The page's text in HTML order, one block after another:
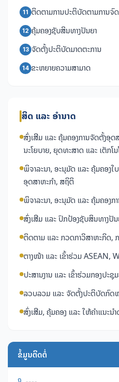
11 ຕິດຕາມການປະຕິບັດຕາມການຈົ
12 ຄຸ້ມຄອງຊັບສິນທາງປັນຍາ
13 ຈັດຕັ້ງປະຕິບັດມາດຕະການ
14 ຂະຫຍາຍຄວາມສາມາດ
ສິດ ແລະ ອຳນາດ
ສົ່ງເສີມ ແລະ ຄຸ້ມຄອງການຈັດຕັ້ງອຸ
ນະໂຍບາຍ, ຍຸດທະສາດ ແລະ ເຕັກໂ
ພິຈາລະນາ, ອະນຸມັດ ແລະ ຄຸ້ມຄອງໃບ
ອຸດສາຫະກຳ, ສຖິຕິ
ພິຈາລະນາ, ອະນຸມັດ ແລະ ຄຸ້ມຄອງກາ
ສົ່ງເສີມ ແລະ ປົກປ້ອງຊັບສິນທາງປັນ
ຕິດຕາມ ແລະ ກວດກາວິສາຫະກິດ
ຕາງໜ້າ ແລະ ເຂົ້າຮ່ວມ ASEAN,
ປະສານງານ ແລະ ເຂົ້າຮ່ວມກອງປະຊຸ
ລວບລວມ ແລະ ຈັດຕັ້ງປະຕິບັດກົດ
ສົ່ງເສີມ, ຄຸ້ມຄອງ ແລະ ໃຫ້ຄຳແນະນຳ
ຂໍ້ມູນຕິດຕໍ່